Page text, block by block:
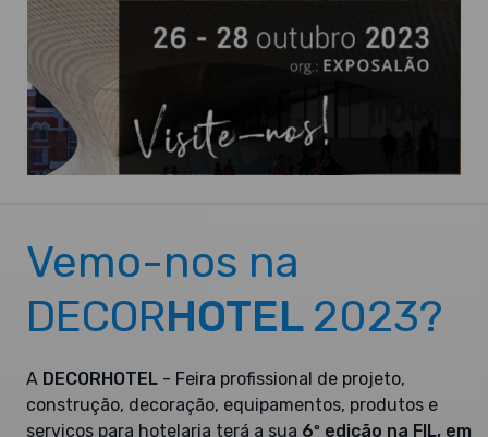
Vemo-nos na
DECORHOTEL 2023?
A DECORHOTEL - Feira profissional de projeto,
construção, decoração, equipamentos, produtos e
serviços para hotelaria terá a sua 6º edição na FIL, em